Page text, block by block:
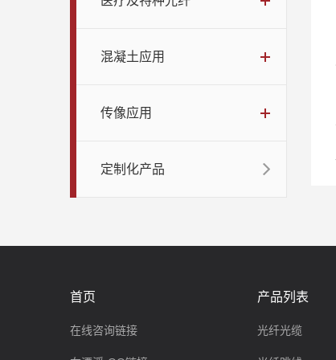
混凝土应用
传像应用
定制化产品
首页
在线咨询链接
产品列表
光纤光缆